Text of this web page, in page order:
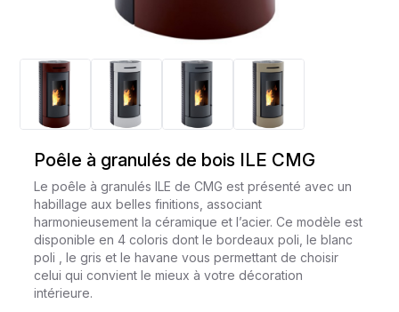
Poêle à granulés de bois ILE CMG
Le poêle à granulés ILE de CMG est présenté avec un
habillage aux belles finitions, associant
harmonieusement la céramique et l’acier. Ce modèle est
disponible en 4 coloris dont le bordeaux poli, le blanc
poli , le gris et le havane vous permettant de choisir
celui qui convient le mieux à votre décoration
intérieure.